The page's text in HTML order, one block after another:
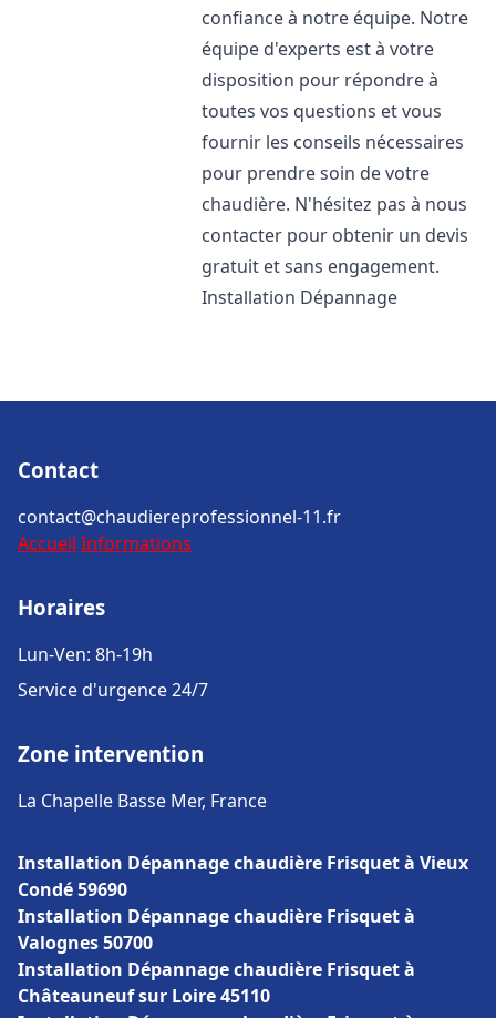
confiance à notre équipe. Notre
équipe d'experts est à votre
disposition pour répondre à
toutes vos questions et vous
fournir les conseils nécessaires
pour prendre soin de votre
chaudière. N'hésitez pas à nous
contacter pour obtenir un devis
gratuit et sans engagement.
Installation Dépannage
Contact
contact@chaudiereprofessionnel-11.fr
Accueil Informations
Horaires
Lun-Ven: 8h-19h
Service d'urgence 24/7
Zone intervention
La Chapelle Basse Mer, France
Installation Dépannage chaudière Frisquet à Vieux
Condé 59690
Installation Dépannage chaudière Frisquet à
Valognes 50700
Installation Dépannage chaudière Frisquet à
Châteauneuf sur Loire 45110